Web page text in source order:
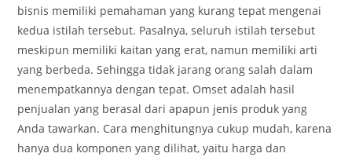
bisnis memiliki pemahaman yang kurang tepat mengenai
kedua istilah tersebut. Pasalnya, seluruh istilah tersebut
meskipun memiliki kaitan yang erat, namun memiliki arti
yang berbeda. Sehingga tidak jarang orang salah dalam
menempatkannya dengan tepat. Omset adalah hasil
penjualan yang berasal dari apapun jenis produk yang
Anda tawarkan. Cara menghitungnya cukup mudah, karena
hanya dua komponen yang dilihat, yaitu harga dan